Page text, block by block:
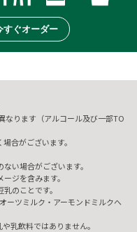
すぐオーダー
なります（アルコール及び一部TO
合がございます。
い場合がございます。
ジを含みます。
のことです。
ーツミルク・アーモンドミルクへ
乳飲料ではありません。